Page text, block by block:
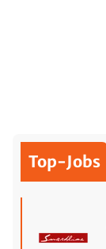
Top-Jobs